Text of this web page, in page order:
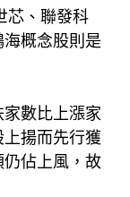
芯、聯發科
概念股則是
數比上漲家
揚而先行獲
佔上風，故